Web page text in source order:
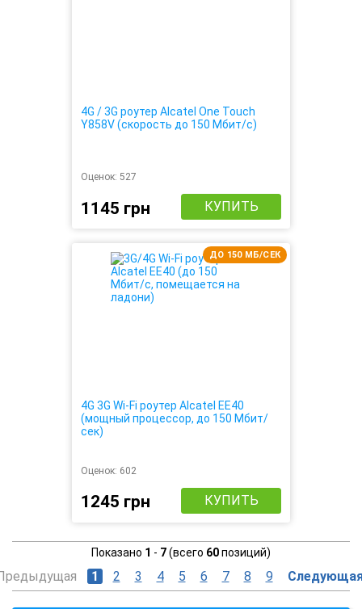
4G / 3G роутер Alcatel One Touch
Y858V (скорость до 150 Мбит/с)
Оценок: 527
1145 грн КУПИТЬ
ДО 150 МБ/СЕК
4G 3G Wi-Fi роутер Alcatel EE40
(мощный процессор, до 150 Мбит/
сек)
Оценок: 602
1245 грн КУПИТЬ
Показано 1 - 7(всего 60позиций)
1 2 3 4 5 6 7 8 9